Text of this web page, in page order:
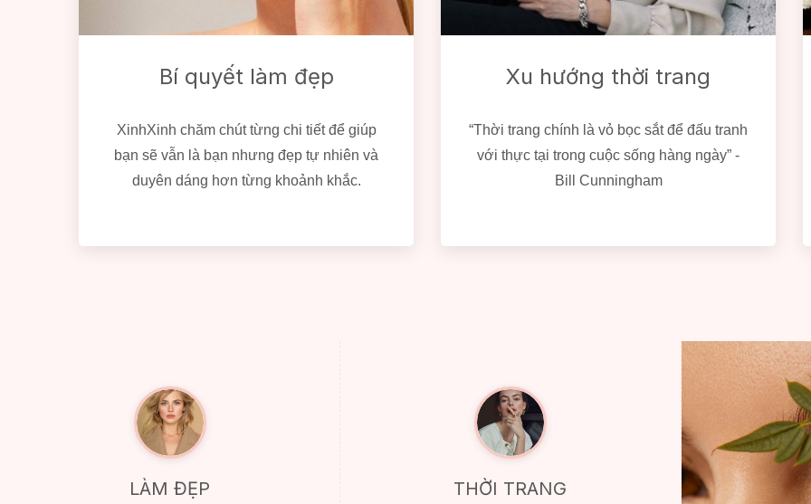
Bí quyết làm đẹp
XinhXinh chăm chút từng chi tiết để giúp
bạn sẽ vẫn là bạn nhưng đẹp tự nhiên và
duyên dáng hơn từng khoảnh khắc.
Xu hướng thời trang
“Thời trang chính là vỏ bọc sắt để đấu tranh
với thực tại trong cuộc sống hàng ngày” -
Bill Cunningham
LÀM ĐẸP THỜI TRANG